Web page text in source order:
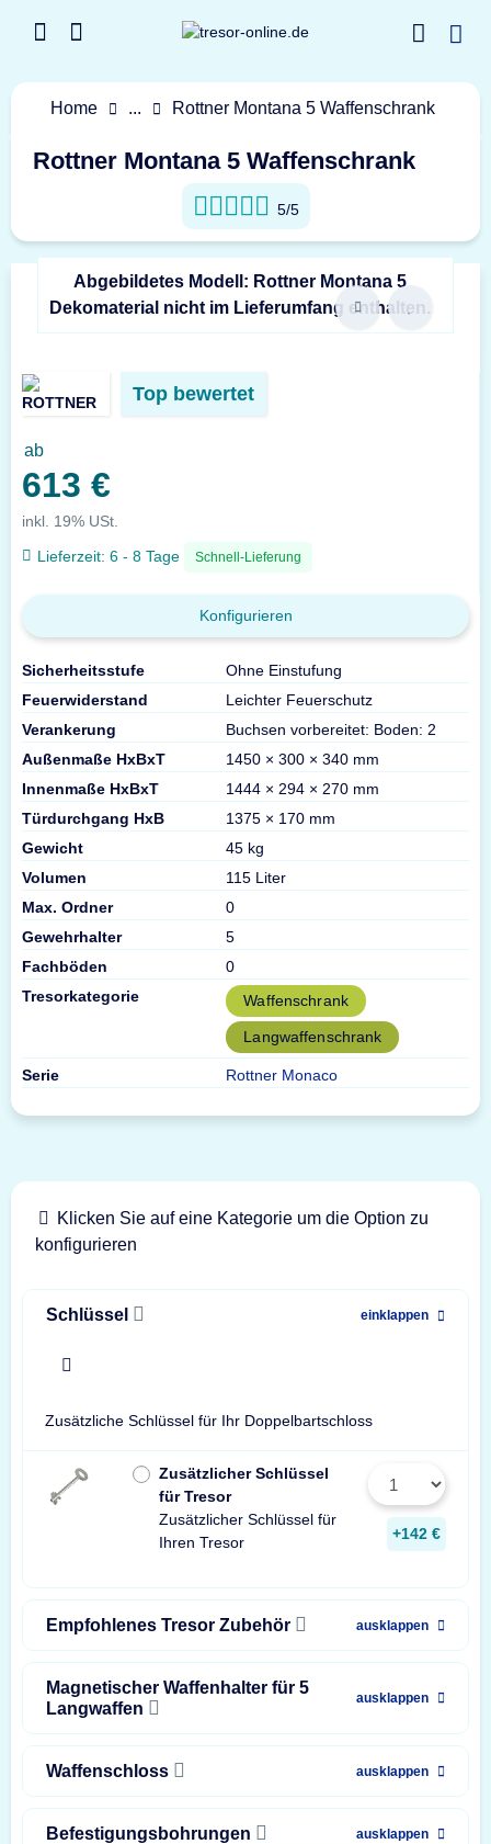
Home ... Rottner Montana 5 Waffenschrank
Rottner Montana 5 Waffenschrank
5/5
Abgebildetes Modell: Rottner Montana 5
Dekomaterial nicht im Lieferumfang enthalten.
Top bewertet
ab
613 €
inkl. 19% USt.
Lieferzeit: 6 - 8 Tage Schnell-Lieferung
Konfigurieren
Sicherheitsstufe
Ohne Einstufung
Feuerwiderstand
Leichter Feuerschutz
Verankerung
Buchsen vorbereitet: Boden: 2
Außenmaße HxBxT
1450 × 300 × 340 mm
Innenmaße HxBxT
1444 × 294 × 270 mm
Türdurchgang HxB
1375 × 170 mm
Gewicht
45 kg
Volumen
115 Liter
Max. Ordner
0
Gewehrhalter
5
Fachböden
0
Tresorkategorie
Waffenschrank
Langwaffenschrank
Serie Rottner Monaco
Klicken Sie auf eine Kategorie um die Option zu
konfigurieren
Schlüssel einklappen
Zusätzliche Schlüssel für Ihr Doppelbartschloss
Zusätzlicher Schlüssel
für Tresor
Zusätzlicher Schlüssel für
Ihren Tresor
+142 €
Empfohlenes Tresor Zubehör ausklappen
Magnetischer Waffenhalter für 5
Langwaffen
ausklappen
Waffenschloss ausklappen
Befestigungsbohrungen ausklappen